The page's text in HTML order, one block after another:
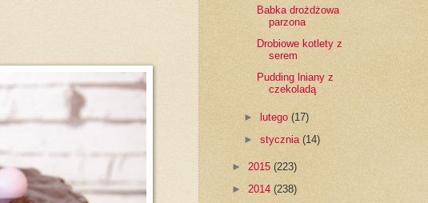
Babka drożdżowa
parzona
Drobiowe kotlety z
serem
Pudding lniany z
czekoladą
► lutego (17)
► stycznia (14)
► 2015 (223)
► 2014 (238)